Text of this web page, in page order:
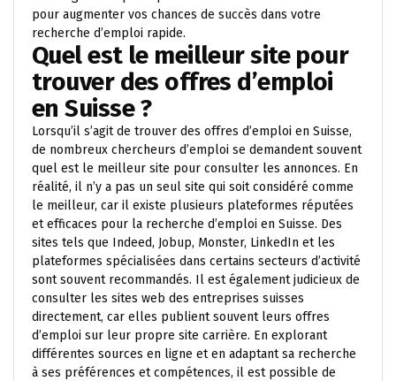
pour augmenter vos chances de succès dans votre
recherche d’emploi rapide.
Quel est le meilleur site pour
trouver des offres d’emploi
en Suisse ?
Lorsqu’il s’agit de trouver des offres d’emploi en Suisse,
de nombreux chercheurs d’emploi se demandent souvent
quel est le meilleur site pour consulter les annonces. En
réalité, il n’y a pas un seul site qui soit considéré comme
le meilleur, car il existe plusieurs plateformes réputées
et efficaces pour la recherche d’emploi en Suisse. Des
sites tels que Indeed, Jobup, Monster, LinkedIn et les
plateformes spécialisées dans certains secteurs d’activité
sont souvent recommandés. Il est également judicieux de
consulter les sites web des entreprises suisses
directement, car elles publient souvent leurs offres
d’emploi sur leur propre site carrière. En explorant
différentes sources en ligne et en adaptant sa recherche
à ses préférences et compétences, il est possible de